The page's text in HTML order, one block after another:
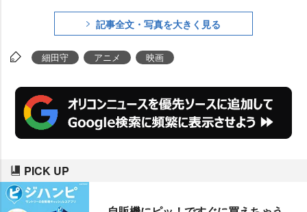
よりチケット販売も開始される。
記事全文・写真を大きく見る
細田守 アニメ 映画
PICK UP